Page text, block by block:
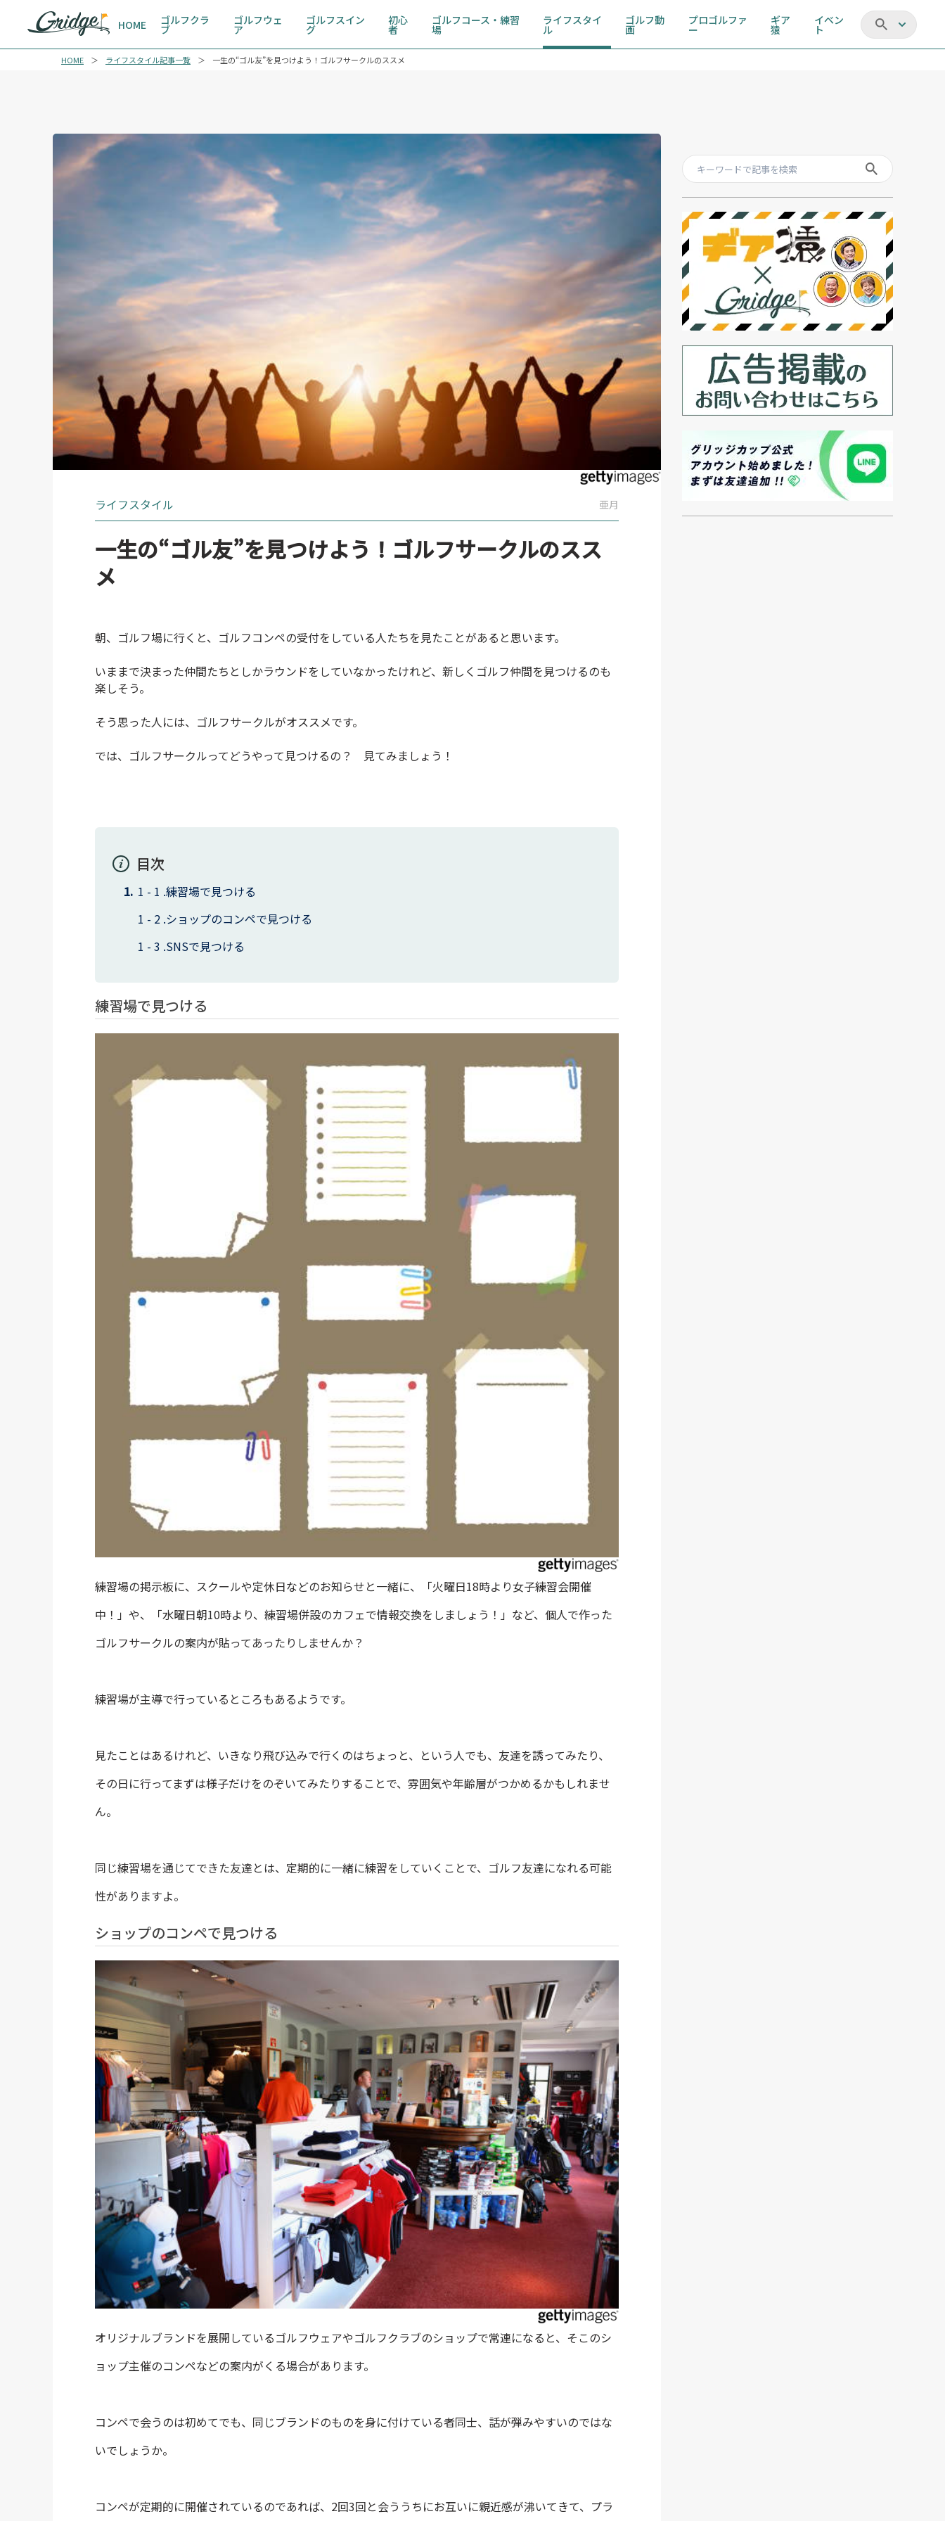
HOME ゴルフクラ
ブ
ゴルフウェ
ア
ゴルフスイン
グ
初心
者
ゴルフコース・練習
場
ライフスタイ
ル
ゴルフ動
画
プロゴルファ
ー
ギア
猿
イベン
ト
HOME ライフスタイル記事一覧 一生の“ゴル友”を見つけよう！ゴルフサークルのススメ
ライフスタイル 亜月
一生の“ゴル友”を見つけよう！ゴルフサークルのスス
メ
朝、ゴルフ場に行くと、ゴルフコンペの受付をしている人たちを見たことがあると思います。
いままで決まった仲間たちとしかラウンドをしていなかったけれど、新しくゴルフ仲間を見つけるのも
楽しそう。
そう思った人には、ゴルフサークルがオススメです。
では、ゴルフサークルってどうやって見つけるの？ 見てみましょう！
目次
練習場で見つける
ショップのコンペで見つける
SNSで見つける
練習場で見つける
練習場の掲示板に、スクールや定休日などのお知らせと一緒に、「火曜日18時より女子練習会開催
中！」や、「水曜日朝10時より、練習場併設のカフェで情報交換をしましょう！」など、個人で作った
ゴルフサークルの案内が貼ってあったりしませんか？
練習場が主導で行っているところもあるようです。
見たことはあるけれど、いきなり飛び込みで行くのはちょっと、という人でも、友達を誘ってみたり、
その日に行ってまずは様子だけをのぞいてみたりすることで、雰囲気や年齢層がつかめるかもしれませ
ん。
同じ練習場を通じてできた友達とは、定期的に一緒に練習をしていくことで、ゴルフ友達になれる可能
性がありますよ。
ショップのコンペで見つける
オリジナルブランドを展開しているゴルフウェアやゴルフクラブのショップで常連になると、そこのシ
ョップ主催のコンペなどの案内がくる場合があります。
コンペで会うのは初めてでも、同じブランドのものを身に付けている者同士、話が弾みやすいのではな
いでしょうか。
コンペが定期的に開催されているのであれば、2回3回と会ううちにお互いに親近感が沸いてきて、プラ